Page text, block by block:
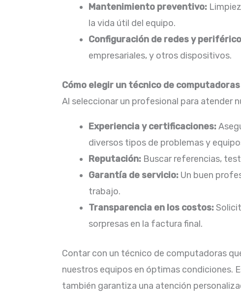
Mantenimiento preventivo:
la vida útil del equipo.​
Configuración de redes y
empresariales, y otros dispositivos.​
Cómo elegir un técnico de
Al seleccionar un profesional para atender
Experiencia y certificaciones:
diversos tipos de problemas y
Reputación: Buscar referencias,
Garantía de servicio: Un buen
trabajo.​
Transparencia en los costos:
sorpresas en la factura final.​
Contar con un técnico de computadoras
nuestros equipos en óptimas condiciones.
también garantiza una atención